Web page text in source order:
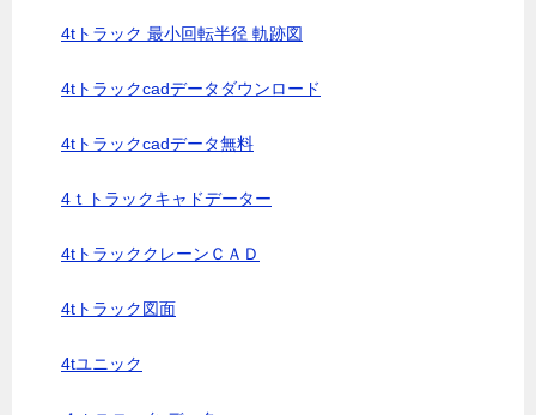
4tトラック 最小回転半径 軌跡図
4tトラックcadデータダウンロード
4tトラックcadデータ無料
4ｔトラックキャドデーター
4tトラッククレーンＣＡＤ
4tトラック図面
4tユニック